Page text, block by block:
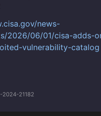
news-
2026/06/01/cisa-adds-
vulnerability-catalog
2024-21182